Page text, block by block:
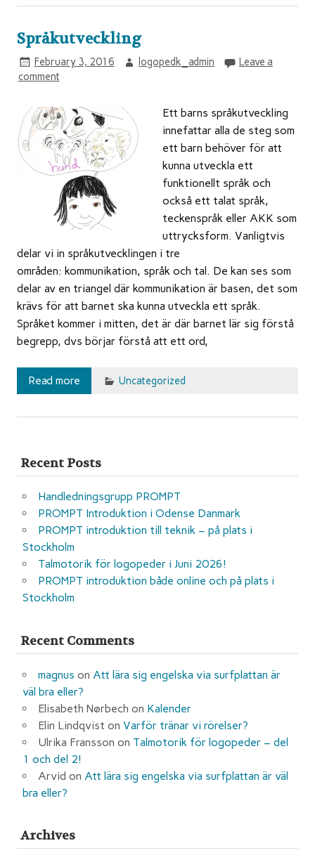
Språkutveckling
February 3, 2016 logopedk_admin
Leave a
comment
Ett barns språkutveckling
innefattar alla de steg som
ett barn behöver för att
kunna utveckla ett
funktionellt språk och
också ett talat språk,
teckenspråk eller AKK som
uttrycksform. Vanligtvis
delar vi in språkutvecklingen i tre
områden: kommunikation, språk och tal. De kan ses som
delar av en triangel där kommunikation är basen, det som
krävs för att barnet ska kunna utveckla ett språk.
Språket kommer i mitten, det är där barnet lär sig förstå
begrepp, dvs börjar förstå att ett ord,
Read more Uncategorized
Recent Posts
Handledningsgrupp PROMPT
PROMPT Introduktion i Odense Danmark
PROMPT introduktion till teknik – på plats i
Stockholm
Talmotorik för logopeder i Juni 2026!
PROMPT introduktion både online och på plats i
Stockholm
Recent Comments
magnus on Att lära sig engelska via surfplattan är
väl bra eller?
Elisabeth Nørbech on Kalender
Elin Lindqvist on Varför tränar vi rörelser?
Ulrika Fransson on Talmotorik för logopeder – del
1 och del 2!
Arvid on Att lära sig engelska via surfplattan är väl
bra eller?
Archives